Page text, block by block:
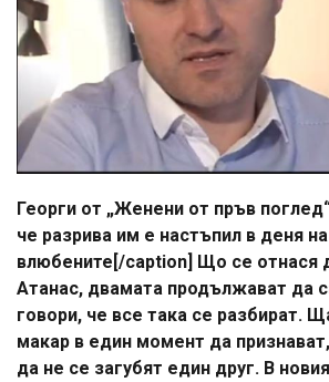
Георги от „Женени от пръв
че разрива им е настъпил в деня на
влюбените[/caption] Що се отнася
Атанас, двамата продължават да
говори, че все така се разбират.
макар в един момент да
да не се загубят един друг. В